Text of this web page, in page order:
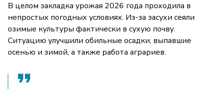
В целом закладка урожая 2026 года проходила в
непростых погодных условиях. Из-за засухи сеяли
озимые культуры фактически в сухую почву.
Ситуацию улучшили обильные осадки, выпавшие
осенью и зимой, а также работа аграриев.